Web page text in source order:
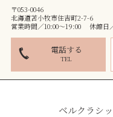
〒053-0046
北海道苫小牧市住吉町2-7-6
営業時間／10:00～19:00 休館日
電話する
TEL
ベルクラシ